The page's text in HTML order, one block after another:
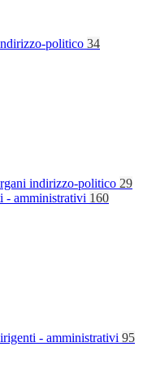
politico 34
indirizzo-politico 29
- amministrativi 160
- amministrativi 95